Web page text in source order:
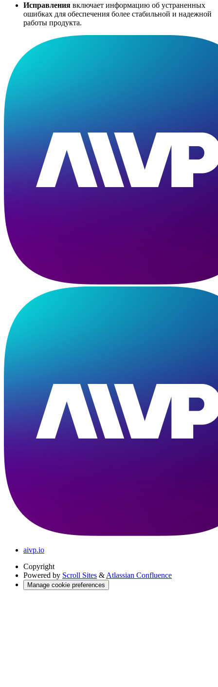
Исправления включает информацию об устраненных
ошибках для обеспечения более стабильной и надежной
работы продукта.
aivp.io
Copyright
Powered by Scroll Sites & Atlassian Confluence
Manage cookie preferences